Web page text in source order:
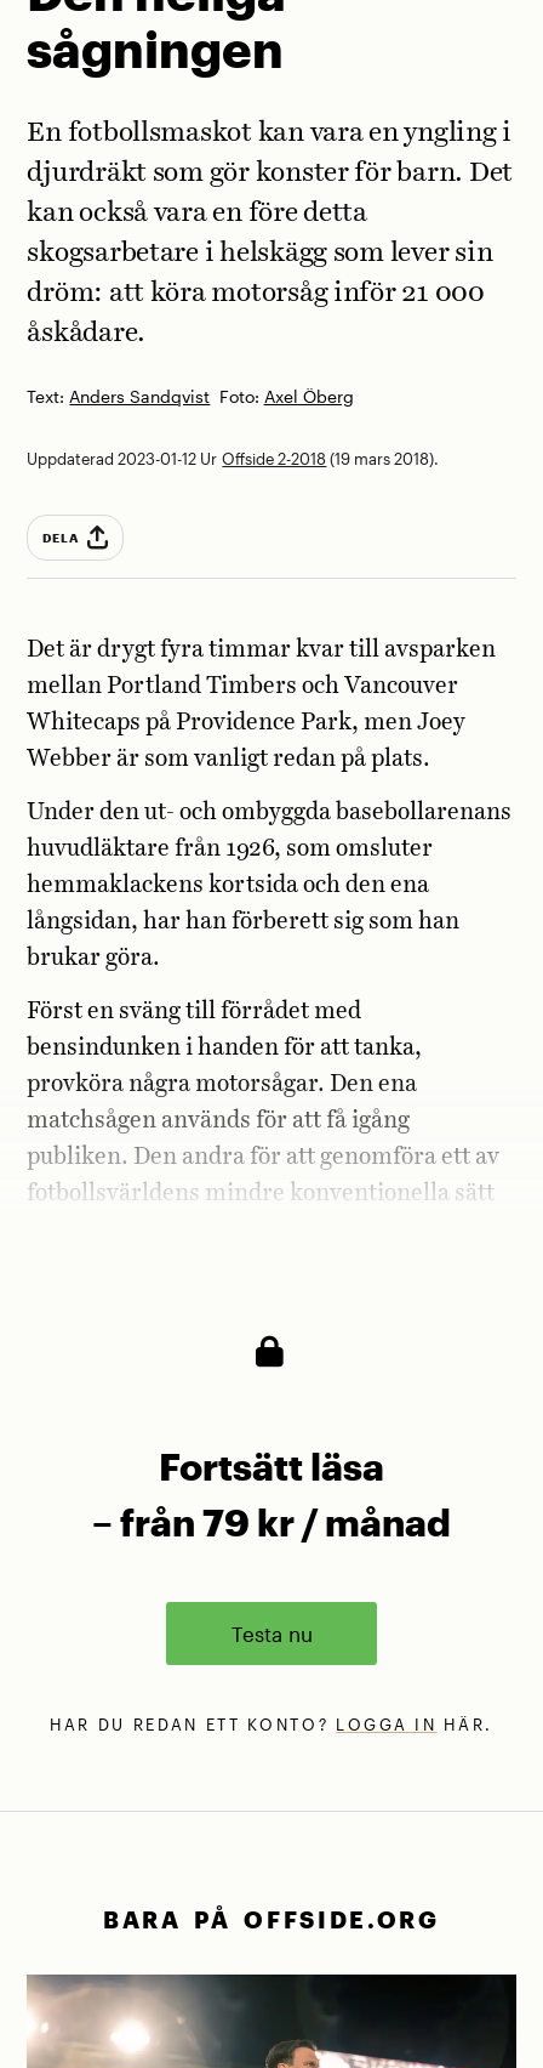
sågningen
Text: Anders Sandqvist Foto: Axel Öberg
En fotbollsmaskot kan vara en yngling i
djurdräkt som gör konster för barn. Det
kan också vara en före detta
skogsarbetare i helskägg som lever sin
dröm: att köra motorsåg inför 21 000
åskådare.
Uppdaterad 2023-01-12 UrOffside 2-2018 (19 mars 2018).
DELA
Det är drygt fyra timmar kvar till avsparken
mellan Portland Timbers och Vancouver
Whitecaps på Providence Park, men Joey
Webber är som vanligt redan på plats.
Under den ut- och ombyggda basebollarenans
huvudläktare från 1926, som omsluter
hemmaklackens kortsida och den ena
långsidan, har han förberett sig som han
brukar göra.
Först en sväng till förrådet med
bensindunken i handen för att tanka,
provköra några motorsågar. Den ena
matchsågen används för att få igång
publiken. Den andra för att genomföra ett av
fotbollsvärldens mindre konventionella sätt
Fortsätt läsa
– från 79 kr / månad
Testa nu
HAR DU REDAN ETT KONTO? LOGGA IN HÄR.
BARA PÅ OFFSIDE.ORG